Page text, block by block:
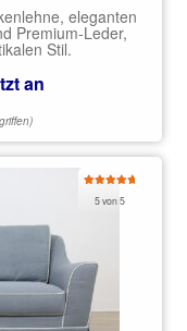
eleganten
Premium-Leder,
Stil.
an
5 von 5